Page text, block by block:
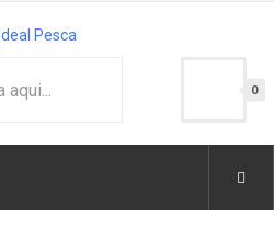
0